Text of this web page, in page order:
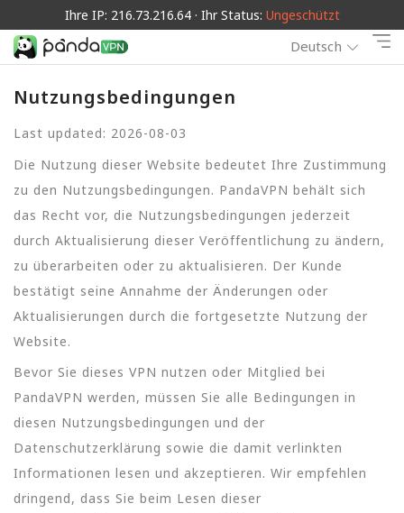
Ihre IP: 216.73.216.64 · Ihr Status: Ungeschützt
Deutsch
Nutzungsbedingungen
Last updated: 2026-08-03
Die Nutzung dieser Website bedeutet Ihre Zustimmung
zu den Nutzungsbedingungen. PandaVPN behält sich
das Recht vor, die Nutzungsbedingungen jederzeit
durch Aktualisierung dieser Veröffentlichung zu ändern,
zu überarbeiten oder zu aktualisieren. Der Kunde
bestätigt seine Annahme der Änderungen oder
Aktualisierungen durch die fortgesetzte Nutzung der
Website.
Bevor Sie dieses VPN nutzen oder Mitglied bei
PandaVPN werden, müssen Sie alle Bedingungen in
diesen Nutzungsbedingungen und der
Datenschutzerklärung sowie die damit verlinkten
Informationen lesen und akzeptieren. Wir empfehlen
dringend, dass Sie beim Lesen dieser